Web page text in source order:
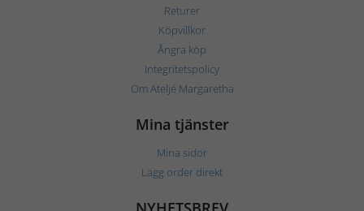
Returer
Köpvillkor
Ångra köp
Integritetspolicy
Om Ateljé Margaretha
Mina tjänster
Mina sidor
Lägg order direkt